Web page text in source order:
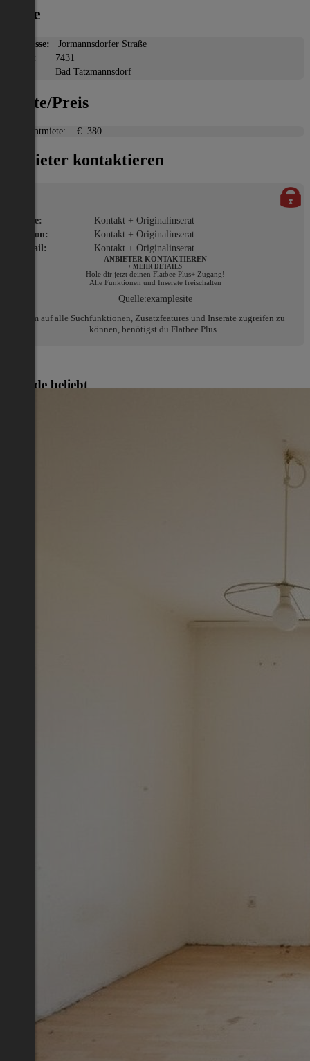
Lage
Adresse:
Jormannsdorfer Straße
PLZ:
7431
Bad Tatzmannsdorf
Miete/Preis
Gesamtmiete: € 380
Anbieter kontaktieren
Name:
Kontakt + Originalinserat
Telefon:
Kontakt + Originalinserat
E-Mail:
Kontakt + Originalinserat
ANBIETER KONTAKTIEREN
+ MEHR DETAILS
Hole dir jetzt deinen Flatbee Plus+ Zugang!
Alle Funktionen und Inserate freischalten
Quelle:examplesite
Um auf alle Suchfunktionen, Zusatzfeatures und Inserate zugreifen zu
können, benötigst du Flatbee Plus+
Gerade beliebt